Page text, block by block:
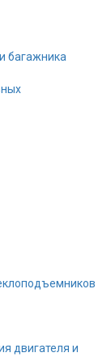
багажника
двигателя и